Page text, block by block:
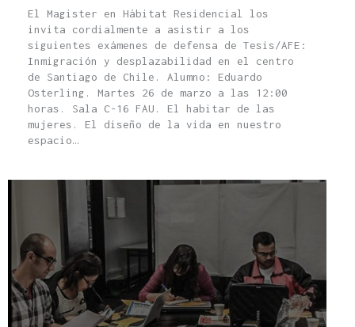
El Magister en Hábitat Residencial los
invita cordialmente a asistir a los
siguientes exámenes de defensa de Tesis/AFE:
Inmigración y desplazabilidad en el centro
de Santiago de Chile. Alumno: Eduardo
Osterling. Martes 26 de marzo a las 12:00
horas. Sala C-16 FAU. El habitar de las
mujeres. El diseño de la vida en nuestro
espacio…